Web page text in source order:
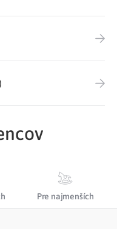
Pre najmenších